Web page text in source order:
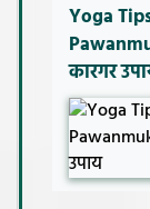
Yoga
कारगर